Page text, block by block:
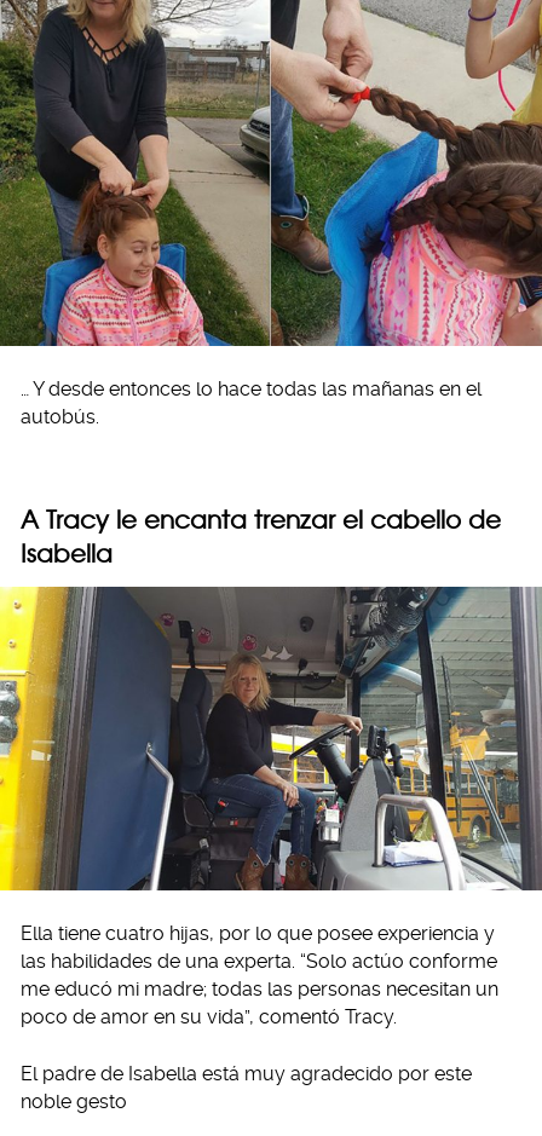
… Y desde entonces lo hace todas las mañanas en el
autobús.
A Tracy le encanta trenzar el cabello de
Isabella
Ella tiene cuatro hijas, por lo que posee experiencia y
las habilidades de una experta. “Solo actúo conforme
me educó mi madre; todas las personas necesitan un
poco de amor en su vida”, comentó Tracy.
El padre de Isabella está muy agradecido por este
noble gesto